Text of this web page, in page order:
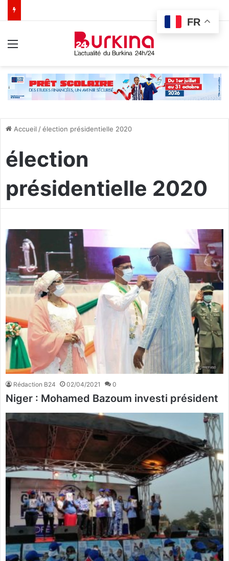
Accueil /élection présidentielle 2020
élection
présidentielle 2020
Rédaction B24 02/04/2021 0
Niger : Mohamed Bazoum investi président
FR